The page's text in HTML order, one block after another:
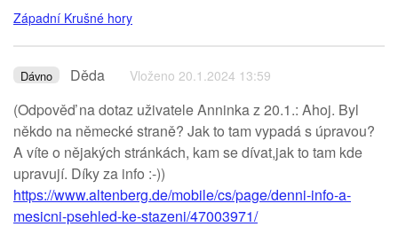
Západní Krušné hory
Dávno Děda Vloženo 20.1.2024 13:59
(Odpověď na dotaz uživatele Anninka z 20.1.: Ahoj. Byl
někdo na německé straně? Jak to tam vypadá s úpravou?
A víte o nějakých stránkách, kam se dívat,jak to tam kde
upravují. Díky za info :-))
https://www.altenberg.de/mobile/cs/page/denni-info-a-
mesicni-psehled-ke-stazeni/47003971/